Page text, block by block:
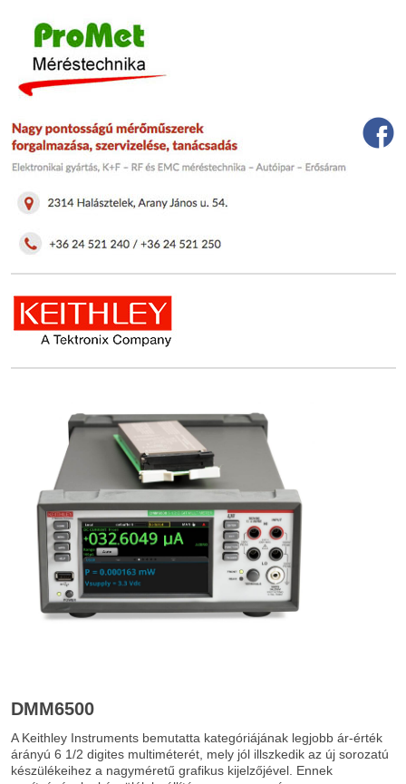
DMM6500
A Keithley Instruments bemutatta kategóriájának legjobb ár-érték
árányú 6 1/2 digites multiméterét, mely jól illszkedik az új sorozatú
készülékeihez a nagyméretű grafikus kijelzőjével. Ennek